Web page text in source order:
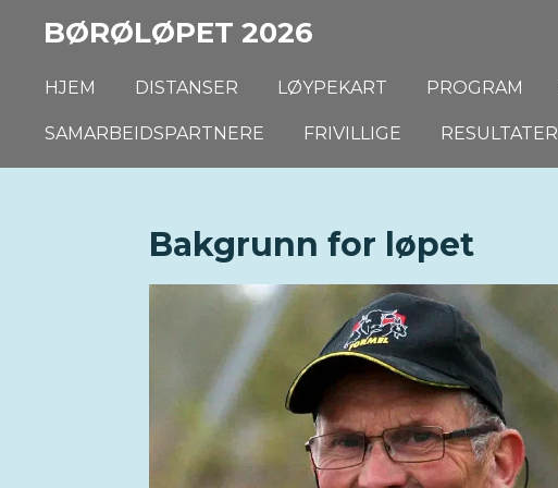
hovedinnhold
BØRØLØPET 2026
HJEM DISTANSER LØYPEKART PROGRAM
SAMARBEIDSPARTNERE FRIVILLIGE RESULTATER
Bakgrunn for løpet